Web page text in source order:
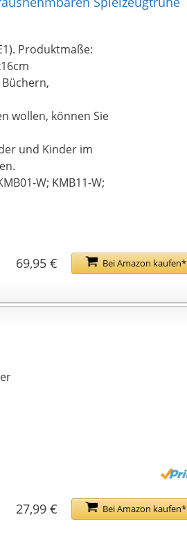
Produktmaße:
wollen, können Sie
und Kinder im
W; KMB11-W;
Bei Amazon kaufen*
69,95 €
Bei Amazon kaufen*
27,99 €